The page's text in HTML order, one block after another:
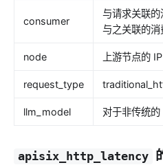
consumer
与请求关联
与之关联的消
node 上游节点的 IP
request_type
llm_model 对于非传统
apisix_http_latency